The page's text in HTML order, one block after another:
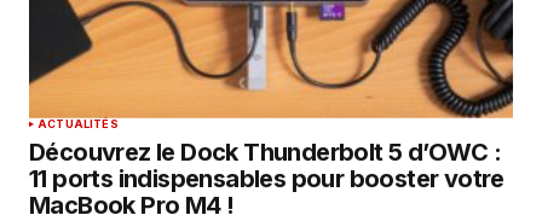
ACTUALITÉS
Découvrez le Dock Thunderbolt 5 d’OWC :
11 ports indispensables pour booster votre
MacBook Pro M4 !